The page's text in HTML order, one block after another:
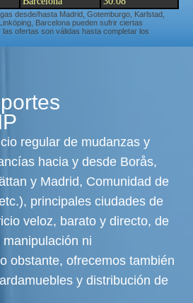
desde/hasta Madrid, Gotemburgo, Karlstad,
Barcelona pueden sufrir ciertas
ofertas son válidas hasta completar los
regular de mudanzas y
hacia y desde Borås,
y Madrid, Comunidad de
principales ciudades de
veloz, barato y directo, de
ni
obstante, ofrecemos también
y distribución de